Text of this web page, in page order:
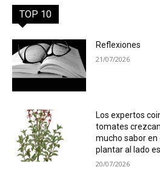
TOP 10
Reflexiones
21/07/2026
Los expertos
tomates
mucho sabor en
plantar al lado
20/07/2026